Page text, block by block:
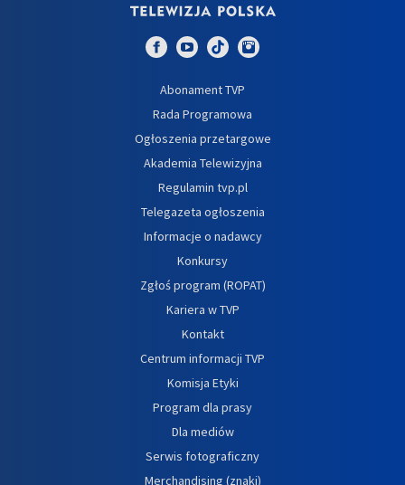
Abonament TVP
Rada Programowa
Ogłoszenia przetargowe
Akademia Telewizyjna
Regulamin tvp.pl
Telegazeta ogłoszenia
Informacje o nadawcy
Konkursy
Zgłoś program (ROPAT)
Kariera w TVP
Kontakt
Centrum informacji TVP
Komisja Etyki
Program dla prasy
Dla mediów
Serwis fotograficzny
Merchandising (znaki)